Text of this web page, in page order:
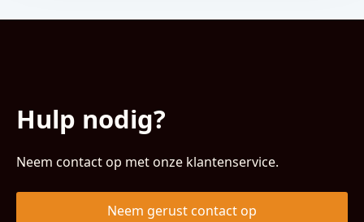
Hulp nodig?
Neem contact op met onze klantenservice.
Neem gerust contact op